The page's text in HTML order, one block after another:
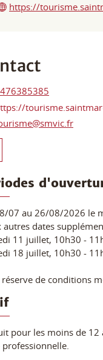
https://
07 au 26/08/2026 le
autres dates
11 juillet, 10h30 -
18 juillet, 10h30 -
réserve de conditions
pour les moins de 12
professionnelle.